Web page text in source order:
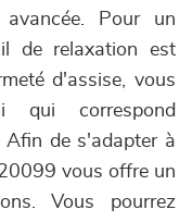
Pour un
de relaxation est
d'assise, vous
qui correspond
Afin de s'adapter à
vous offre un
Vous pourrez